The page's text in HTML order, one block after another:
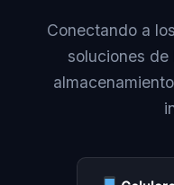
Conectando a
soluciones